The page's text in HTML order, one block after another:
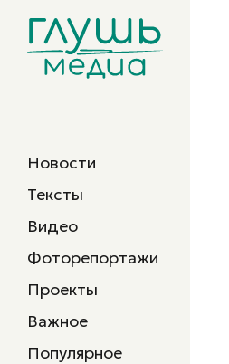
Новости
Тексты
Видео
Фоторепортажи
Проекты
Важное
Популярное